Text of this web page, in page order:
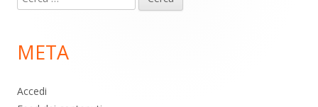
pagina
per:
META
Accedi